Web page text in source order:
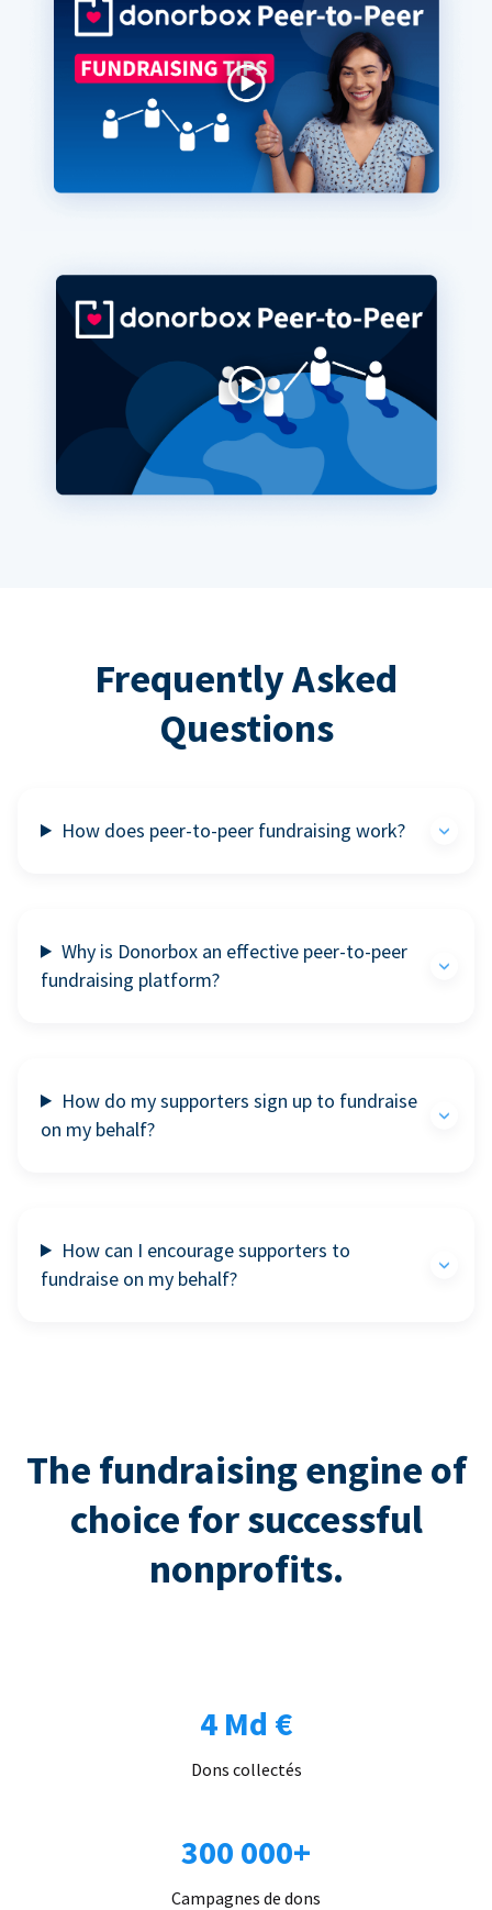
Frequently Asked
Questions
How does peer-to-peer fundraising work?
Why is Donorbox an effective peer-to-peer
fundraising platform?
How do my supporters sign up to fundraise
on my behalf?
How can I encourage supporters to
fundraise on my behalf?
The fundraising engine of
choice for successful
nonprofits.
4 Md €
Dons collectés
300 000+
Campagnes de dons